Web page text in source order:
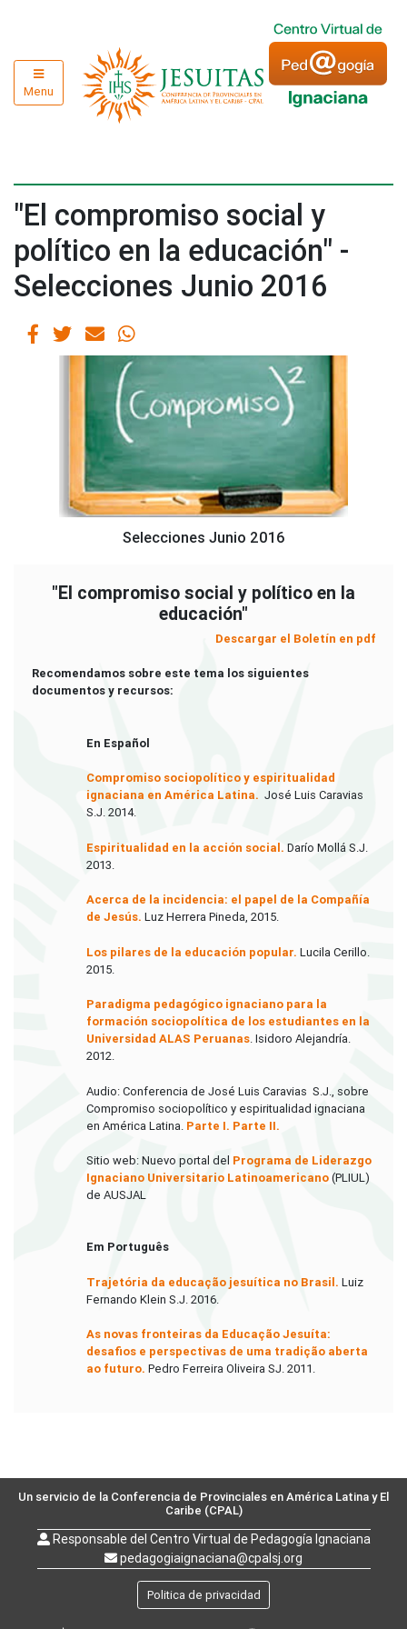
Menu
"El compromiso social y
político en la educación" -
Selecciones Junio 2016
Selecciones Junio 2016
"El compromiso social y político en la
educación"
Descargar el Boletín en pdf
Recomendamos sobre este tema los siguientes
documentos y recursos:
En Español
Compromiso sociopolítico y espiritualidad
ignaciana en América Latina. José Luis Caravias
S.J. 2014.
Espiritualidad en la acción social. Darío Mollá S.J.
2013.
Acerca de la incidencia: el papel de la Compañía
de Jesús. Luz Herrera Pineda, 2015.
Los pilares de la educación popular. Lucila Cerillo.
2015.
Paradigma pedagógico ignaciano para la
formación sociopolítica de los estudiantes en la
Universidad ALAS Peruanas. Isidoro Alejandría.
2012.
Audio: Conferencia de José Luis Caravias S.J., sobre
Compromiso sociopolítico y espiritualidad ignaciana
en América Latina. Parte I. Parte II.
Sitio web: Nuevo portal del Programa de Liderazgo
Ignaciano Universitario Latinoamericano(PLIUL)
de AUSJAL
Em Português
Trajetória da educação jesuítica no Brasil. Luiz
Fernando Klein S.J. 2016.
As novas fronteiras da Educação Jesuíta:
desafios e perspectivas de uma tradição aberta
ao futuro. Pedro Ferreira Oliveira SJ. 2011.
Un servicio de la Conferencia de Provinciales en América Latina y El
Caribe (CPAL)
Responsable del Centro Virtual de Pedagogía Ignaciana
pedagogiaignaciana@cpalsj.org
Politica de privacidad